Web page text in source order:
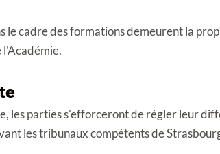
le cadre des formations demeurent la
les parties s'efforceront de régler leur
les tribunaux compétents de